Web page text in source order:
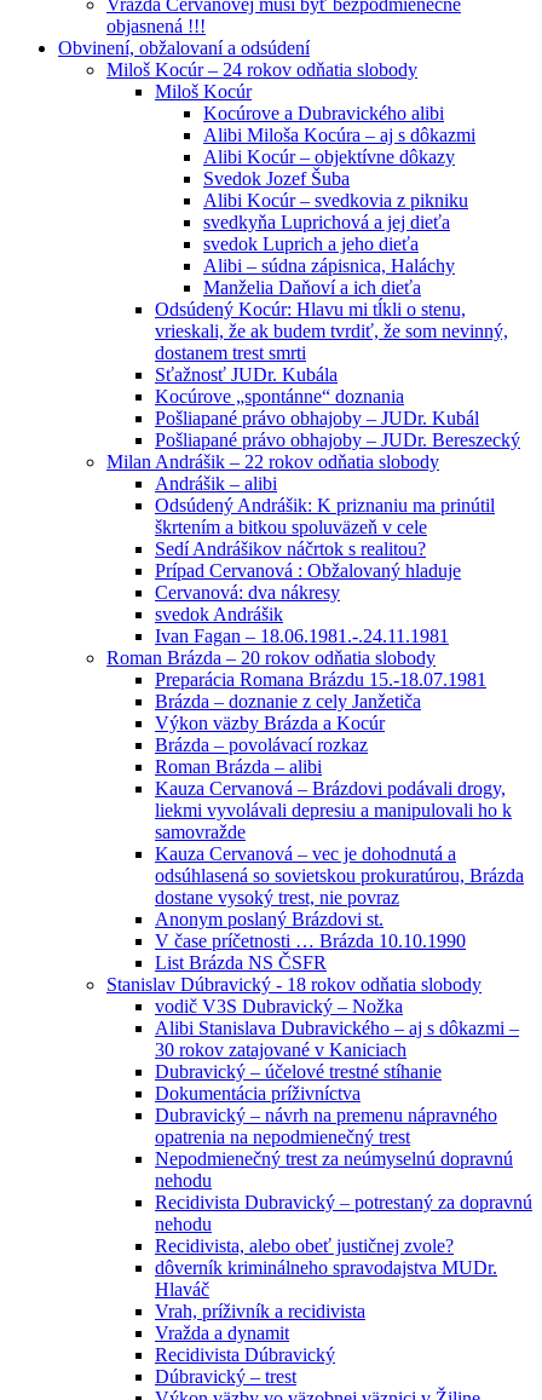
objasnená !!!
Obvinení, obžalovaní a odsúdení
Miloš Kocúr – 24 rokov odňatia slobody
Miloš Kocúr
Kocúrove a Dubravického alibi
Alibi Miloša Kocúra – aj s dôkazmi
Alibi Kocúr – objektívne dôkazy
Svedok Jozef Šuba
Alibi Kocúr – svedkovia z pikniku
svedkyňa Luprichová a jej dieťa
svedok Luprich a jeho dieťa
Alibi – súdna zápisnica, Haláchy
Manželia Daňoví a ich dieťa
Odsúdený Kocúr: Hlavu mi tĺkli o stenu,
vrieskali, že ak budem tvrdiť, že som nevinný,
dostanem trest smrti
Sťažnosť JUDr. Kubála
Kocúrove „spontánne“ doznania
Pošliapané právo obhajoby – JUDr. Kubál
Pošliapané právo obhajoby – JUDr. Bereszecký
Milan Andrášik – 22 rokov odňatia slobody
Andrášik – alibi
Odsúdený Andrášik: K priznaniu ma prinútil
škrtením a bitkou spoluväzeň v cele
Sedí Andrášikov náčrtok s realitou?
Prípad Cervanová : Obžalovaný hladuje
Cervanová: dva nákresy
svedok Andrášik
Ivan Fagan – 18.06.1981.-.24.11.1981
Roman Brázda – 20 rokov odňatia slobody
Preparácia Romana Brázdu 15.-18.07.1981
Brázda – doznanie z cely Janžetiča
Výkon väzby Brázda a Kocúr
Brázda – povolávací rozkaz
Roman Brázda – alibi
Kauza Cervanová – Brázdovi podávali drogy,
liekmi vyvolávali depresiu a manipulovali ho k
samovražde
Kauza Cervanová – vec je dohodnutá a
odsúhlasená so sovietskou prokuratúrou, Brázda
dostane vysoký trest, nie povraz
Anonym poslaný Brázdovi st.
V čase príčetnosti … Brázda 10.10.1990
List Brázda NS ČSFR
Stanislav Dúbravický - 18 rokov odňatia slobody
vodič V3S Dubravický – Nožka
Alibi Stanislava Dubravického – aj s dôkazmi –
30 rokov zatajované v Kaniciach
Dubravický – účelové trestné stíhanie
Dokumentácia príživníctva
Dubravický – návrh na premenu nápravného
opatrenia na nepodmienečný trest
Nepodmienečný trest za neúmyselnú dopravnú
nehodu
Recidivista Dubravický – potrestaný za dopravnú
nehodu
Recidivista, alebo obeť justičnej zvole?
dôverník kriminálneho spravodajstva MUDr.
Hlaváč
Vrah, príživník a recidivista
Vražda a dynamit
Recidivista Dúbravický
Dúbravický – trest